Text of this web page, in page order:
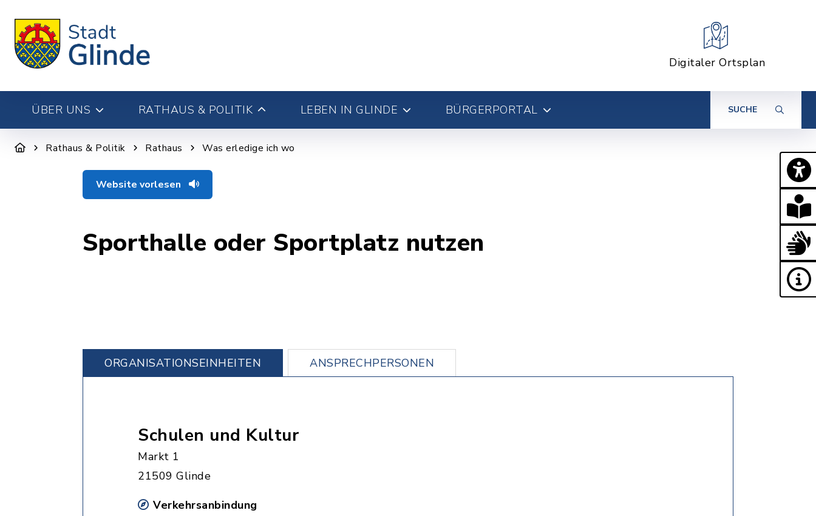
Digitaler Ortsplan
ÜBER UNS RATHAUS & POLITIK LEBEN IN GLINDE BÜRGERPORTAL SUCHE
Rathaus & Politik Rathaus Was erledige ich wo
Website vorlesen
Sporthalle oder Sportplatz nutzen
ORGANISATIONS­EINHEITEN ANSPRECHPERSONEN
Schulen und Kultur
Markt 1
21509 Glinde
Verkehrsanbindung